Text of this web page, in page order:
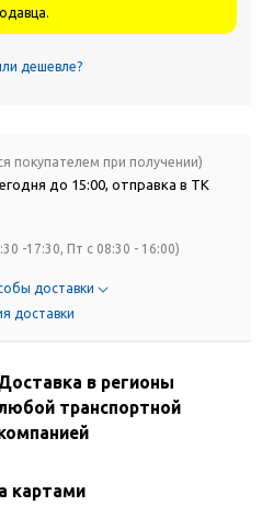
дешевле?
покупателем при получении)
до 15:00, отправка в ТК
-17:30, Пт с 08:30 - 16:00)
доставки
доставки
в регионы
транспортной
картами